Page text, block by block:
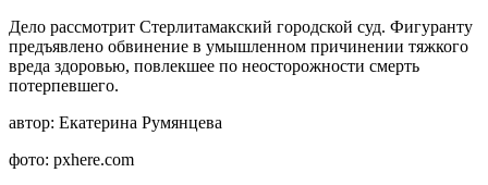
Дело рассмотрит Стерлитамакский городской суд. Фигуранту
предъявлено обвинение в умышленном причинении тяжкого
вреда здоровью, повлекшее по неосторожности смерть
потерпевшего.
автор: Екатерина Румянцева
фото: pxhere.com